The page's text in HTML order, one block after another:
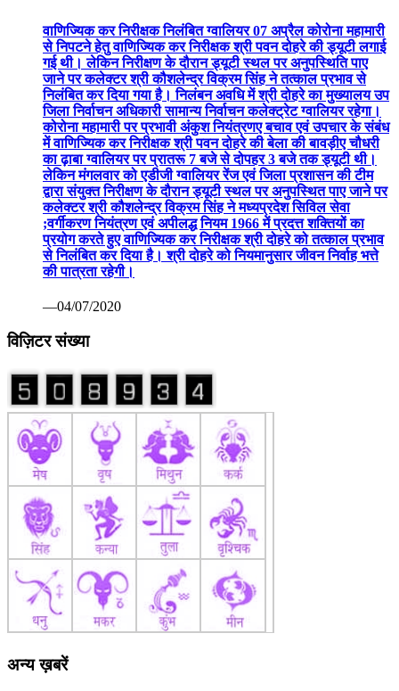
वाणिज्यिक कर निरीक्षक निलंबित ग्वालियर 07 अप्रैल कोरोना महामारी
से निपटने हेतु वाणिज्यिक कर निरीक्षक श्री पवन दोहरे की ड्यूटी लगाई
गई थी। लेकिन निरीक्षण के दौरान ड्यूटी स्थल पर अनुपस्थिति पाए
जाने पर कलेक्टर श्री कौशलेन्द्र विक्रम सिंह ने तत्काल प्रभाव से
निलंबित कर दिया गया है। निलंबन अवधि में श्री दोहरे का मुख्यालय उप
जिला निर्वाचन अधिकारी सामान्य निर्वाचन कलेक्ट्रेट ग्वालियर रहेगा।
कोरोना महामारी पर प्रभावी अंकुश नियंत्रणए बचाव एवं उपचार के संबंध
में वाणिज्यिक कर निरीक्षक श्री पवन दोहरे की बेला की बावड़ीए चौधरी
का ढ़ाबा ग्वालियर पर प्रातरू 7 बजे से दोपहर 3 बजे तक ड्यूटी थी।
लेकिन मंगलवार को एडीजी ग्वालियर रेंज एवं जिला प्रशासन की टीम
द्वारा संयुक्त निरीक्षण के दौरान ड्यूटी स्थल पर अनुपस्थित पाए जाने पर
कलेक्टर श्री कौशलेन्द्र विक्रम सिंह ने मध्यप्रदेश सिविल सेवा
;वर्गीकरण नियंत्रण एवं अपीलद्ध नियम 1966 में प्रदत्त शक्तियों का
प्रयोग करते हुए वाणिज्यिक कर निरीक्षक श्री दोहरे को तत्काल प्रभाव
से निलंबित कर दिया है। श्री दोहरे को नियमानुसार जीवन निर्वाह भत्ते
की पात्रता रहेगी।
—04/07/2020
विज़िटर संख्या
अन्य ख़बरें